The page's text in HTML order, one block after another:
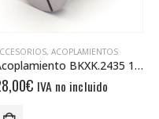
, ACOPLAMIENTOS
Acoplamiento BKXK.2435 10/10
€ IVA no incluido